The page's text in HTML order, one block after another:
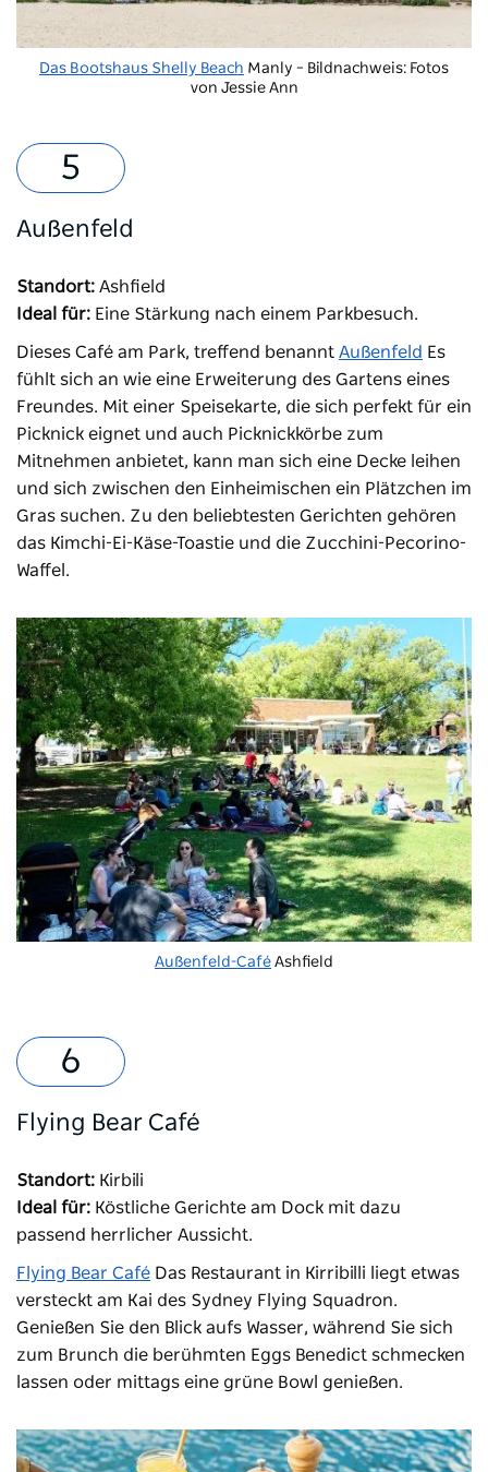
Das Bootshaus Shelly Beach Manly – Bildnachweis: Fotos
von Jessie Ann
Außenfeld
Standort: Ashfield
Ideal für: Eine Stärkung nach einem Parkbesuch.
Dieses Café am Park, treffend benannt Außenfeld Es
fühlt sich an wie eine Erweiterung des Gartens eines
Freundes. Mit einer Speisekarte, die sich perfekt für ein
Picknick eignet und auch Picknickkörbe zum
Mitnehmen anbietet, kann man sich eine Decke leihen
und sich zwischen den Einheimischen ein Plätzchen im
Gras suchen. Zu den beliebtesten Gerichten gehören
das Kimchi-Ei-Käse-Toastie und die Zucchini-Pecorino-
Waffel.
Außenfeld-Café Ashfield
Flying Bear Café
Standort: Kirbili
Ideal für: Köstliche Gerichte am Dock mit dazu
passend herrlicher Aussicht.
Flying Bear Café Das Restaurant in Kirribilli liegt etwas
versteckt am Kai des Sydney Flying Squadron.
Genießen Sie den Blick aufs Wasser, während Sie sich
zum Brunch die berühmten Eggs Benedict schmecken
lassen oder mittags eine grüne Bowl genießen.